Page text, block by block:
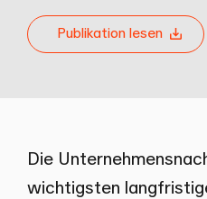
Publikation lesen
Die
wichtigsten